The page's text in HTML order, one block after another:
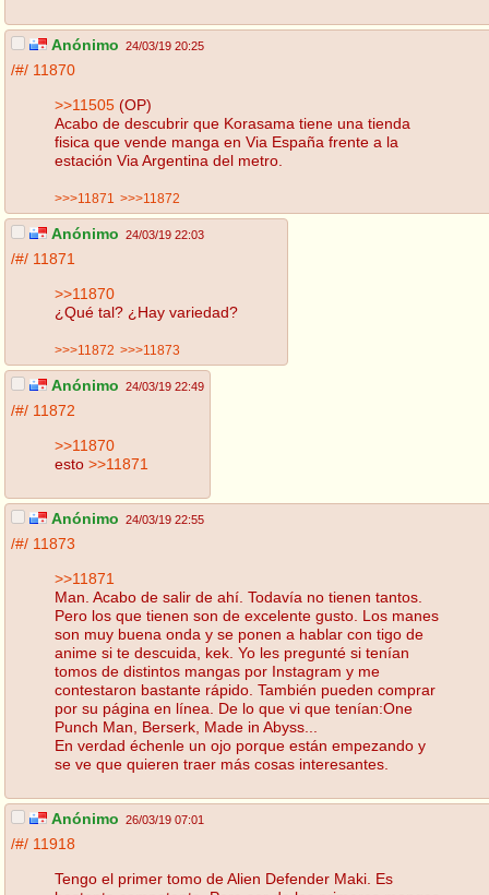
Anónimo 24/03/19 20:25
/#/ 11870
>>11505 (OP)
Acabo de descubrir que Korasama tiene una tienda
fisica que vende manga en Via España frente a la
estación Via Argentina del metro.
>>>11871 >>>11872
Anónimo 24/03/19 22:03
/#/ 11871
>>11870
¿Qué tal? ¿Hay variedad?
>>>11872 >>>11873
Anónimo 24/03/19 22:49
/#/ 11872
>>11870
esto >>11871
Anónimo 24/03/19 22:55
/#/ 11873
>>11871
Man. Acabo de salir de ahí. Todavía no tienen tantos.
Pero los que tienen son de excelente gusto. Los manes
son muy buena onda y se ponen a hablar con tigo de
anime si te descuida, kek. Yo les pregunté si tenían
tomos de distintos mangas por Instagram y me
contestaron bastante rápido. También pueden comprar
por su página en línea. De lo que vi que tenían:One
Punch Man, Berserk, Made in Abyss...
En verdad échenle un ojo porque están empezando y
se ve que quieren traer más cosas interesantes.
Anónimo 26/03/19 07:01
/#/ 11918
Tengo el primer tomo de Alien Defender Maki. Es